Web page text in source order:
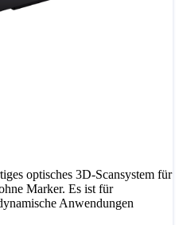
optisches 3D-Scansystem für
Marker. Es ist für
Anwendungen